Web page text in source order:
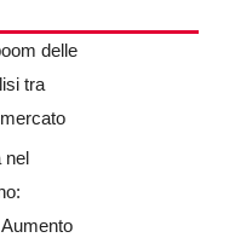
delle
tra
nel